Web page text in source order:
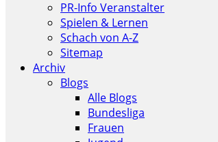
PR-Info Veranstalter
Spielen & Lernen
Schach von A-Z
Sitemap
Archiv
Blogs
Alle Blogs
Bundesliga
Frauen